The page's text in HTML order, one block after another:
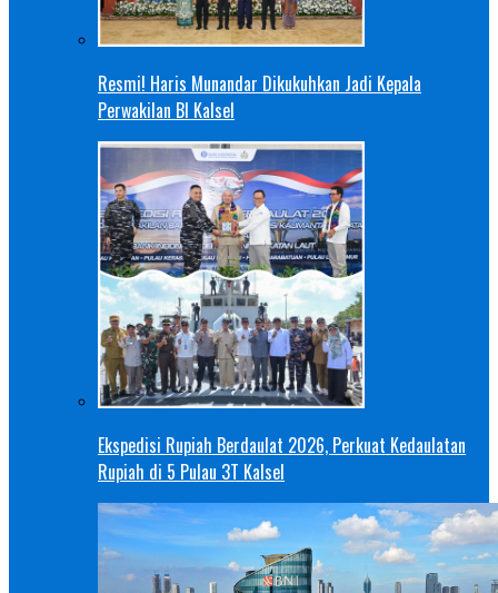
Resmi! Haris Munandar Dikukuhkan Jadi Kepala
Perwakilan BI Kalsel
Ekspedisi Rupiah Berdaulat 2026, Perkuat Kedaulatan
Rupiah di 5 Pulau 3T Kalsel